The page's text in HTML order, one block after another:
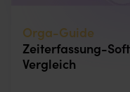
Orga-Guide
Zeiterfassung-
Vergleich